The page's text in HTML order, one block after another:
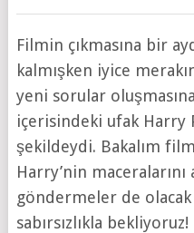
Filmin çıkmasına bir
kalmışken iyice
yeni sorular
içerisindeki ufak
şekildeydi. Bakalım
Harry’nin maceralarını
göndermeler de
sabırsızlıkla bekliyoruz!